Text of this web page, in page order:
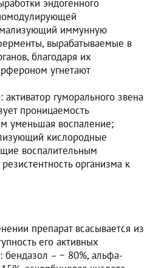
эндогенного
иммунную
вырабатываемые в
благодаря их
угнетают
активатор гуморального звена
проницаемость
уменьшая воспаление;
кислородные
воспалительным
организма к
препарат всасывается из
его активных
бендазол – ~ 80%, альфа-